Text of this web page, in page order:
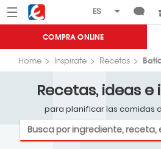
Menú Eroski
COMPRA ONLINE
Home Inspirate Recetas
Recetas, ideas
para planificar las comidas